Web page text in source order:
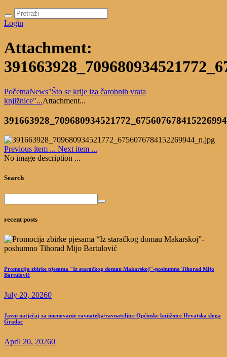
Login
Attachment:
PočetnaNews"Što se krije iza čarobnih vrata
knjižnice"...Attachment...
Previous item ... Next item ...
No image description ...
Search
recent posts
Promocija zbirke pjesama "Iz staračkog domau Makarskoj"-poshumno Tihorad Mijo
Bartulović
July 20, 20260
Javni natječaj za imenovanje ravnatelja/ravnateljice Općinske knjižnice Hrvatska sloga
Gradac
April 20, 20260